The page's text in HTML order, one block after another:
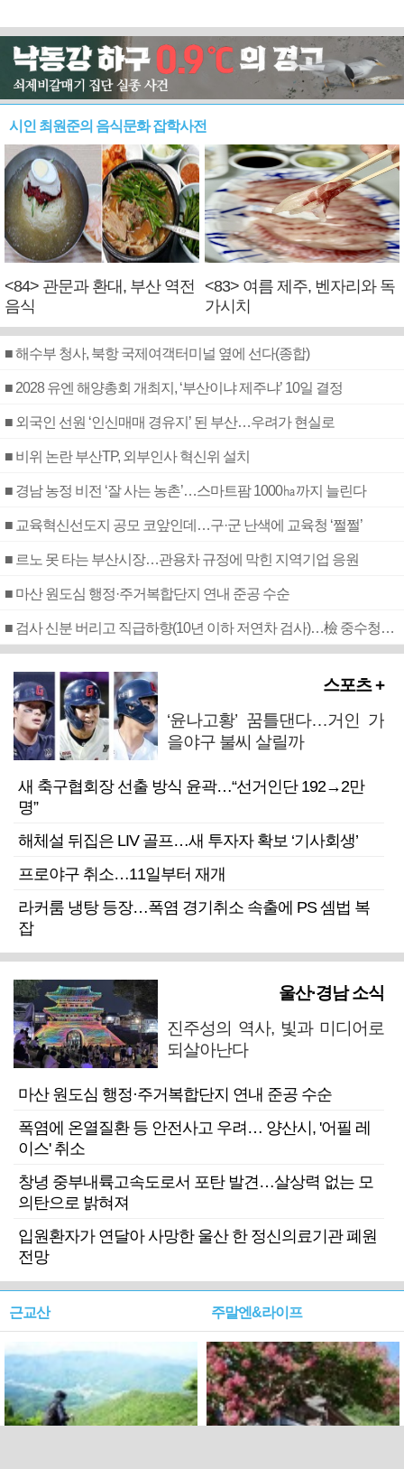
시인 최원준의 음식문화 잡학사전
<84> 관문과 환대, 부산 역전
음식
<83> 여름 제주, 벤자리와 독
가시치
■ 해수부 청사, 북항 국제여객터미널 옆에 선다(종합)
■ 2028 유엔 해양총회 개최지, ‘부산이냐 제주냐’ 10일 결정
■ 외국인 선원 ‘인신매매 경유지’ 된 부산…우려가 현실로
■ 비위 논란 부산TP, 외부인사 혁신위 설치
■ 경남 농정 비전 ‘잘 사는 농촌’…스마트팜 1000㏊까지 늘린다
■ 교육혁신선도지 공모 코앞인데…구·군 난색에 교육청 ‘쩔쩔’
■ 르노 못 타는 부산시장…관용차 규정에 막힌 지역기업 응원
■ 마산 원도심 행정·주거복합단지 연내 준공 수순
■ 검사 신분 버리고 직급하향(10년 이하 저연차 검사)…檢 중수청행 기피
스포츠 +
‘윤나고황’ 꿈틀댄다…거인 가
을야구 불씨 살릴까
새 축구협회장 선출 방식 윤곽…“선거인단 192→2만
명”
해체설 뒤집은 LIV 골프…새 투자자 확보 ‘기사회생’
프로야구 취소…11일부터 재개
라커룸 냉탕 등장…폭염 경기취소 속출에 PS 셈법 복
잡
울산·경남 소식
진주성의 역사, 빛과 미디어로
되살아난다
마산 원도심 행정·주거복합단지 연내 준공 수순
폭염에 온열질환 등 안전사고 우려… 양산시, '어필 레
이스' 취소
창녕 중부내륙고속도로서 포탄 발견…살상력 없는 모
의탄으로 밝혀져
입원환자가 연달아 사망한 울산 한 정신의료기관 폐원
전망
근교산 주말엔&라이프